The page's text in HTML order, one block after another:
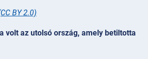
BY 2.0)
volt az utolsó ország, amely betiltotta